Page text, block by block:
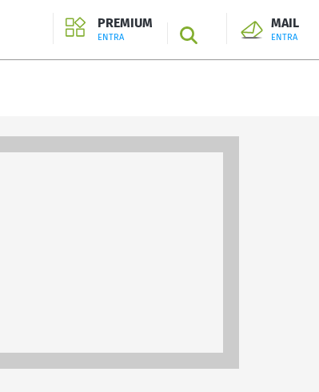
PREMIUM
ENTRA SEARCH
MAIL
ENTRA